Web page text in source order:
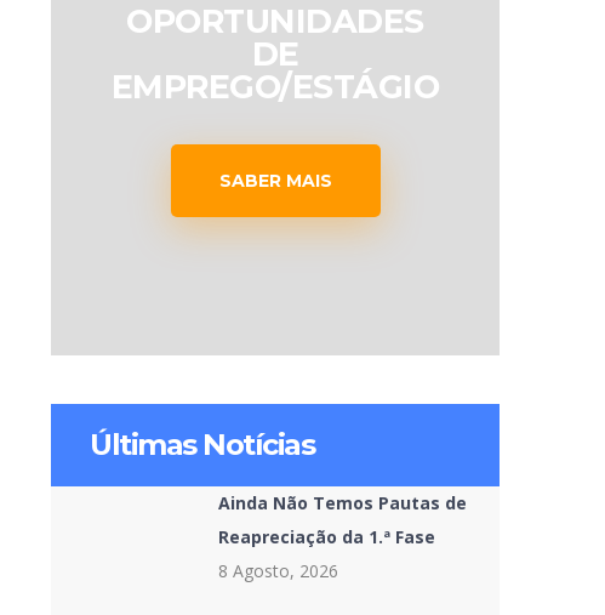
OPORTUNIDADES
DE
EMPREGO/ESTÁGIO
SABER MAIS
Últimas Notícias
Ainda Não Temos Pautas de
Reapreciação da 1.ª Fase
8 Agosto, 2026